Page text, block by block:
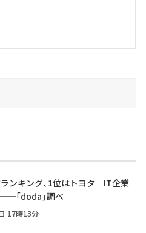
ンキング、1位はトヨタ IT企業
「doda」調べ
17時13分